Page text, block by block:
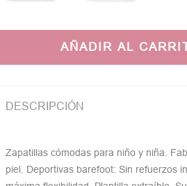
AÑADIR AL
DESCRIPCIÓN
Zapatillas cómodas para niño y niña.
piel. Deportivas barefoot: Sin refuerzos